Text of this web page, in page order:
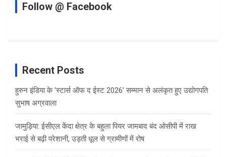
Follow @ Facebook
Recent Posts
हुरुन इंडिया के ‘स्टार्स ऑफ द ईस्ट 2026’ सम्मान से अलंकृत हुए उद्योगपति
सुभाष अग्रवाला
जामुड़िया: ईसीएल केंदा क्षेत्र के बहुला पियर जामबाद बंद ओसीपी में राख
भराई से बढ़ी परेशानी, उड़ती धूल से ग्रामीणों में रोष